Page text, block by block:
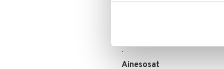
Suojaa ihoa ja antaa sille
Levitä puuteri pehmein liikkein
.
Ainesosat